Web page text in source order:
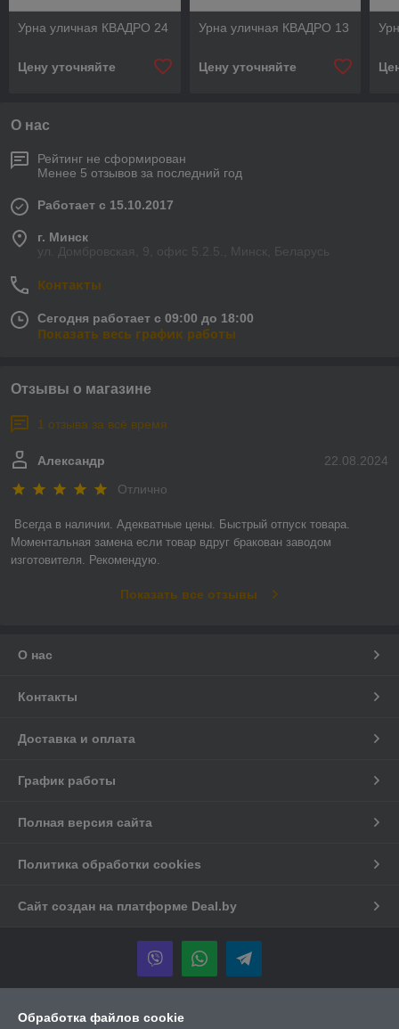
Урна уличная КВАДРО 24
Цену уточняйте
Урна уличная КВАДРО 13
Цену уточняйте
О нас
Рейтинг не сформирован
Менее 5 отзывов за последний год
Работает с 15.10.2017
г. Минск
ул. Домбровская, 9, офис 5.2.5., Минск, Беларусь
Контакты
Сегодня работает с 09:00 до 18:00
Показать весь график работы
Отзывы о магазине
1 отзыва за всё время
22.08.2024
Александр
Отлично
Всегда в наличии. Адекватные цены. Быстрый отпуск товара.
Моментальная замена если товар вдруг бракован заводом
изготовителя. Рекомендую.
Показать все отзывы
О нас
Контакты
Доставка и оплата
График работы
Полная версия сайта
Политика обработки cookies
Сайт создан на платформе Deal.by
Информация для покупателя
Обработка файлов cookie